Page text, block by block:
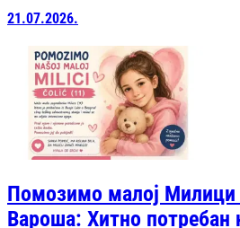
21.07.2026.
Помозимо малој Милици
Вароша: Хитно потребан